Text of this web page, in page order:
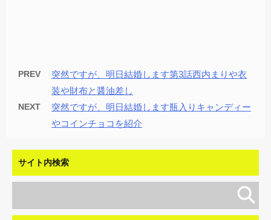
PREV
突然ですが、明日結婚します第3話西内まりや衣
装や財布と醤油差し
NEXT
突然ですが、明日結婚します瓶入りキャンディー
やコインチョコを紹介
サイト内検索